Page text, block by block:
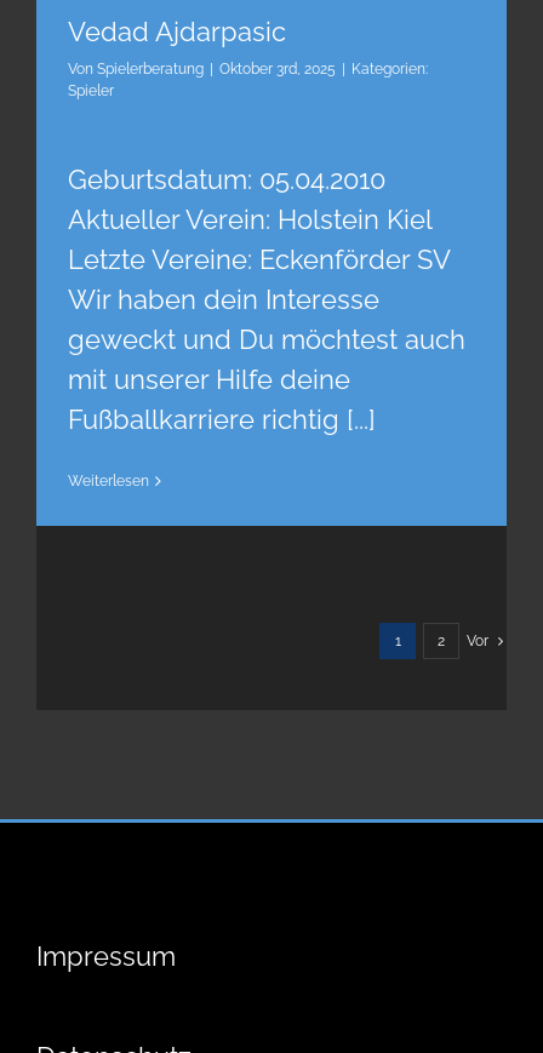
Vedad Ajdarpasic
Von Spielerberatung Oktober 3rd, 2025
Kategorien:
Spieler
Geburtsdatum: 05.04.2010
Aktueller Verein: Holstein Kiel
Letzte Vereine: Eckenförder SV
Wir haben dein Interesse
geweckt und Du möchtest auch
mit unserer Hilfe deine
Fußballkarriere richtig [...]
Weiterlesen
1 2 Vor
Impressum